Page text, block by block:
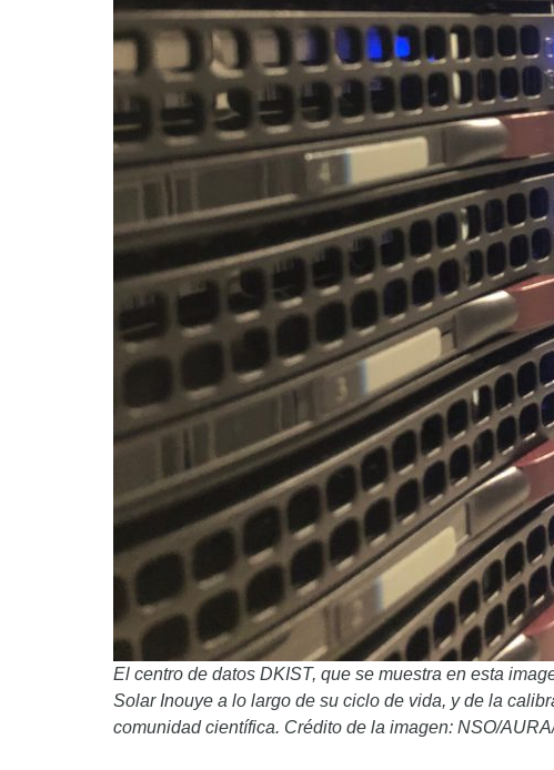
El centro de datos DKIST, que se muestra en esta
Solar Inouye a lo largo de su ciclo de vida, y de la
comunidad científica. Crédito de la imagen: NSO/